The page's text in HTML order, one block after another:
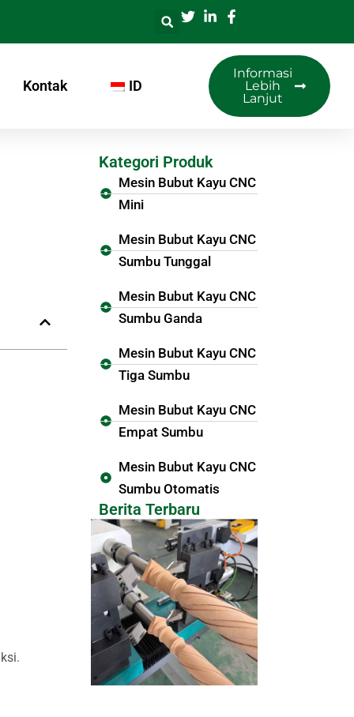
Kontak ID
Informasi
Lebih
Lanjut
Kategori Produk
Mesin Bubut Kayu CNC
Mini
Mesin Bubut Kayu CNC
Sumbu Tunggal
Mesin Bubut Kayu CNC
Sumbu Ganda
Mesin Bubut Kayu CNC
Tiga Sumbu
Mesin Bubut Kayu CNC
Empat Sumbu
Mesin Bubut Kayu CNC
Sumbu Otomatis
Berita Terbaru